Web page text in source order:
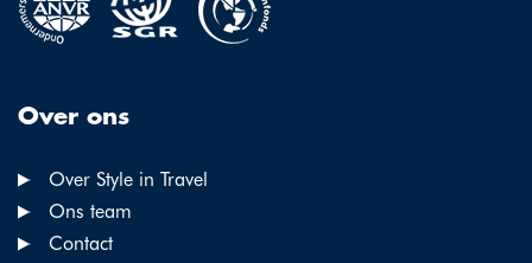
Over ons
Over Style in Travel
Ons team
Contact